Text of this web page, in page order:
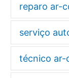
reparo ar-
serviço
técnico ar-